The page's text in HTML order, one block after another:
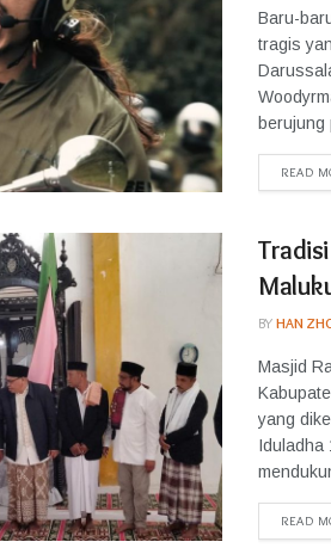
Baru-
tragis
berujung
READ
BY HAN
Masjid
yang
Iduladha
READ